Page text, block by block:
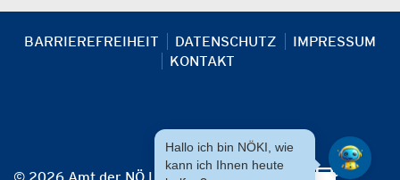
BARRIEREFREIHEIT DATENSCHUTZ
IMPRESSUM
KONTAKT
Hallo ich bin NÖKI, wie
kann ich Ihnen heute